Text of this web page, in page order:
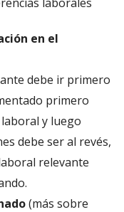
en el
debe ir primero
primero
y luego
debe ser al revés,
relevante
(más sobre